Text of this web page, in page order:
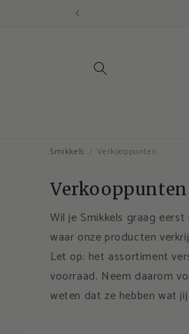
Smikkels Verkooppunten
Verkooppunten
Wil je Smikkels graag
waar onze producten
Let op: het assortiment
voorraad. Neem daarom
weten dat ze hebben wat